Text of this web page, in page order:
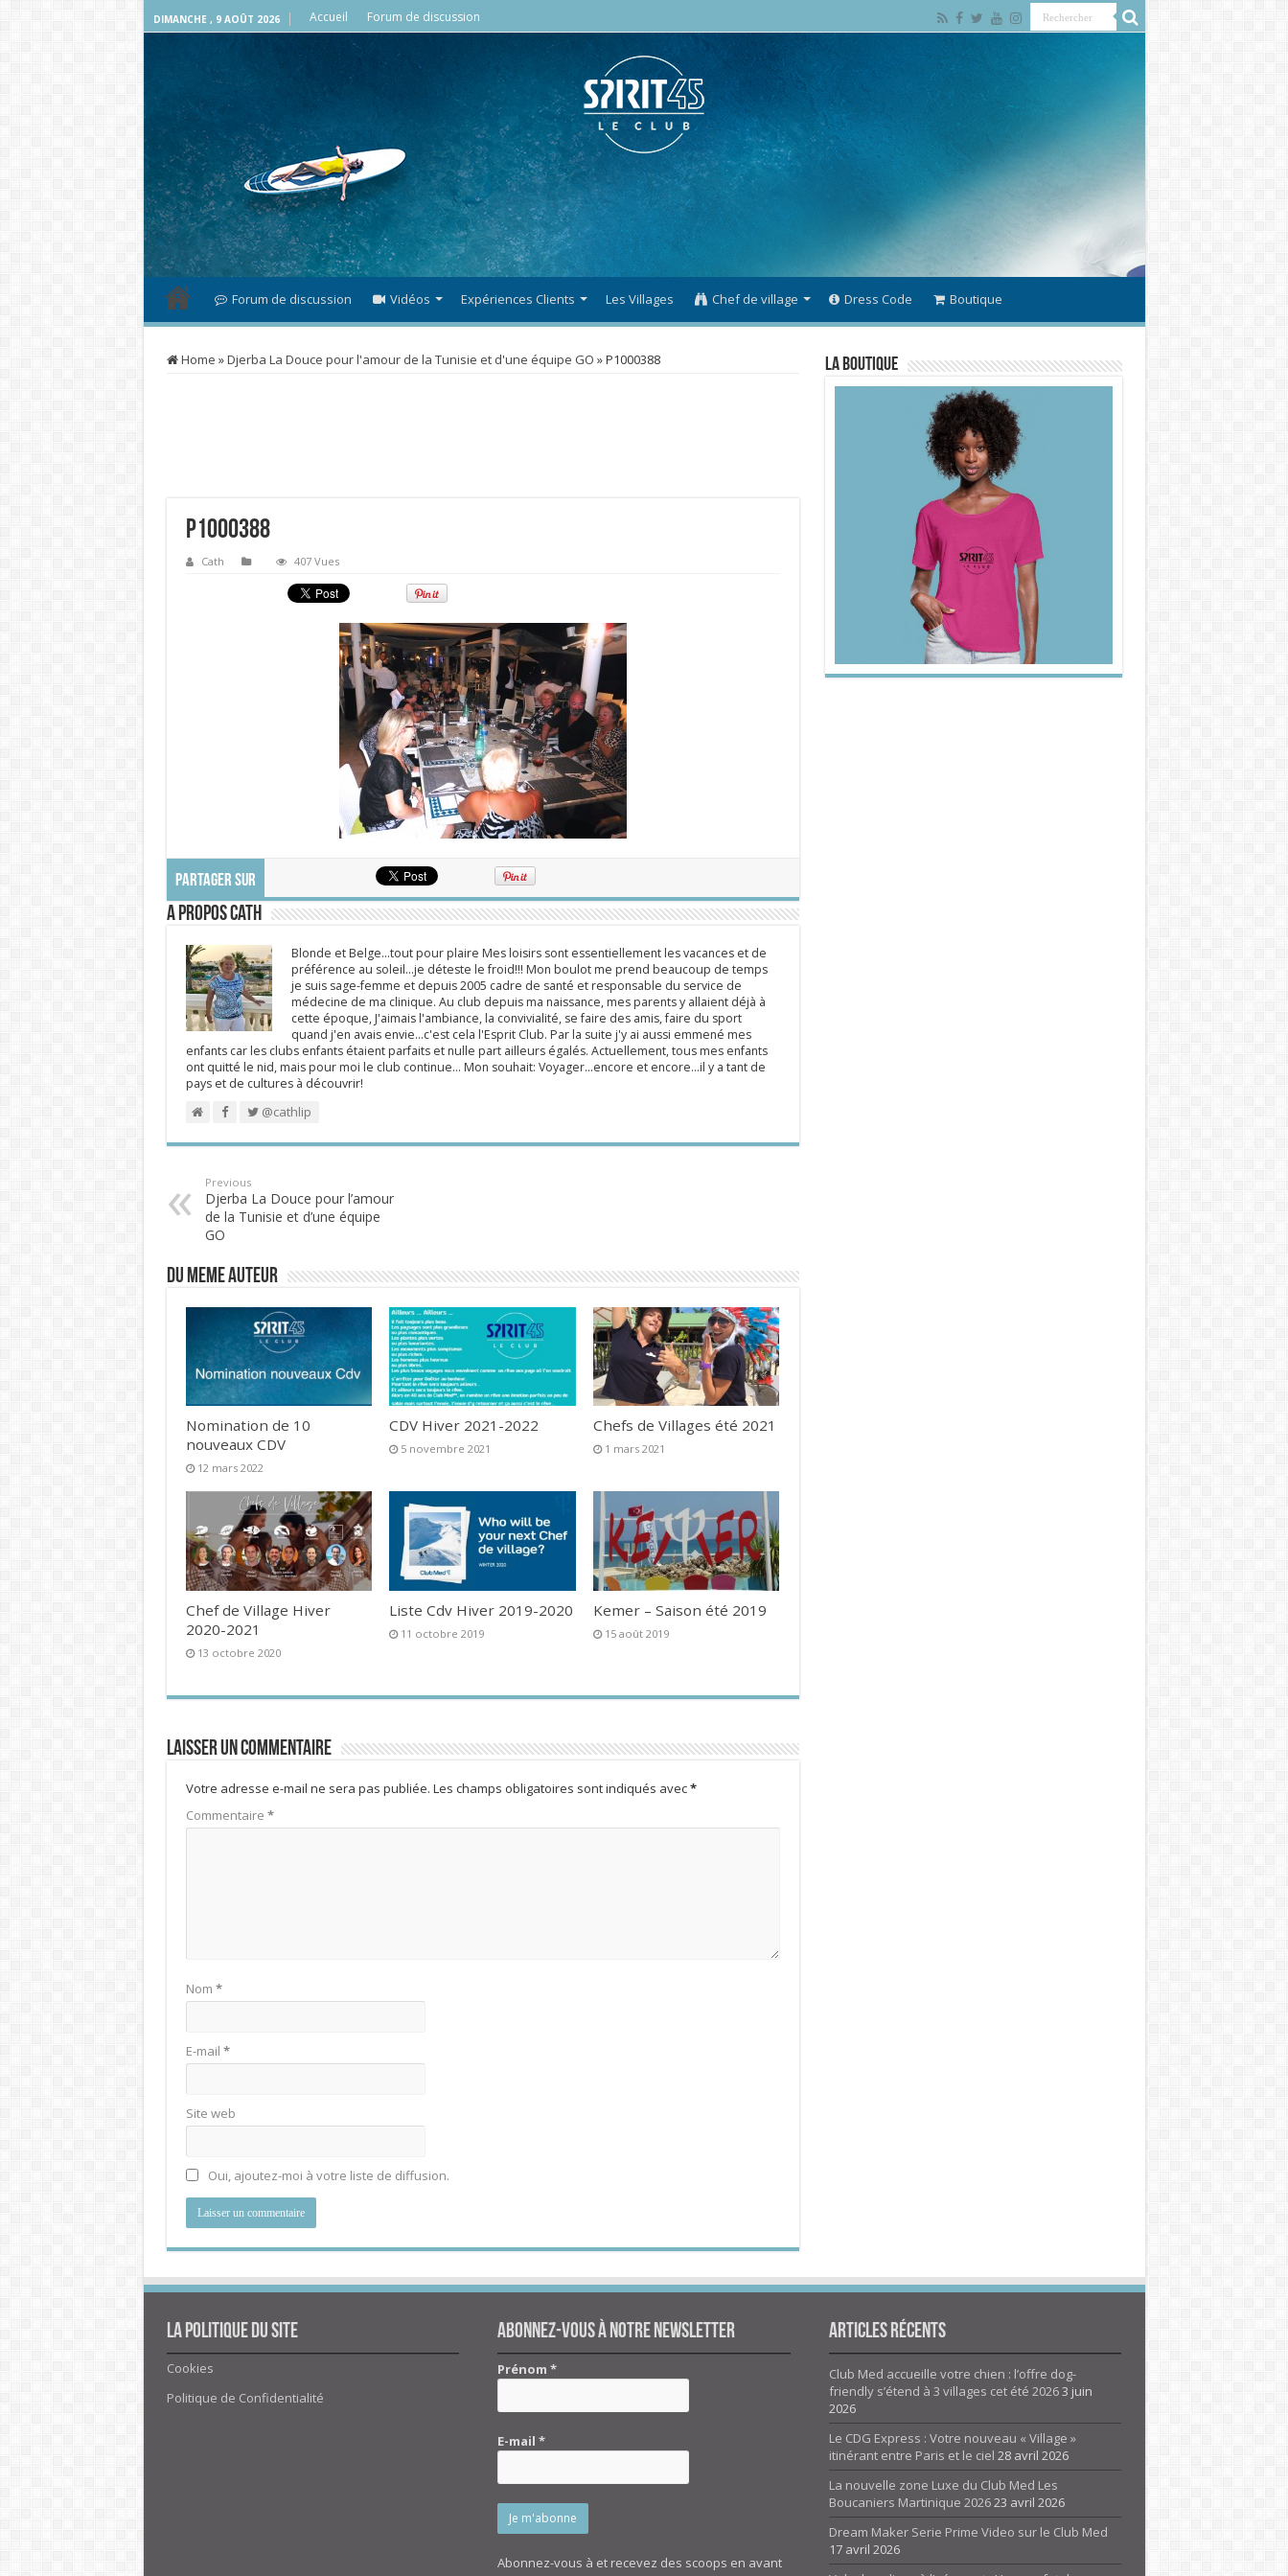
DIMANCHE , 9 AOÛT 2026 Accueil Forum de discussion
Forum de discussion Vidéos Expériences Clients Les Villages Chef de village Dress Code Boutique
Home »Djerba La Douce pour l'amour de la Tunisie et d'une équipe GO »P1000388
P1000388
Cath 407 Vues
PARTAGER SUR
A propos Cath
Blonde et Belge...tout pour plaire Mes loisirs sont essentiellement les vacances et de
préférence au soleil...je déteste le froid!!! Mon boulot me prend beaucoup de temps
je suis sage-femme et depuis 2005 cadre de santé et responsable du service de
médecine de ma clinique. Au club depuis ma naissance, mes parents y allaient déjà à
cette époque, J'aimais l'ambiance, la convivialité, se faire des amis, faire du sport
quand j'en avais envie...c'est cela l'Esprit Club. Par la suite j'y ai aussi emmené mes
enfants car les clubs enfants étaient parfaits et nulle part ailleurs égalés. Actuellement, tous mes enfants
ont quitté le nid, mais pour moi le club continue... Mon souhait: Voyager...encore et encore...il y a tant de
pays et de cultures à découvrir!
@cathlip
Previous
Djerba La Douce pour l’amour
de la Tunisie et d’une équipe
GO
DU MEME AUTEUR
Nomination de 10
nouveaux CDV
12 mars 2022
CDV Hiver 2021-2022
5 novembre 2021
Chefs de Villages été 2021
1 mars 2021
Chef de Village Hiver
2020-2021
13 octobre 2020
Liste Cdv Hiver 2019-2020
11 octobre 2019
Kemer – Saison été 2019
15 août 2019
Laisser un commentaire
Votre adresse e-mail ne sera pas publiée. Les champs obligatoires sont indiqués avec*
Commentaire *
Nom *
E-mail *
Site web
Oui, ajoutez-moi à votre liste de diffusion.
La Boutique
La politique du site
Cookies
Politique de Confidentialité
Abonnez-vous à notre newsletter
Prénom*
E-mail*
Abonnez-vous à et recevez des scoops en avant
Articles Récents
Club Med accueille votre chien : l’offre dog-
friendly s’étend à 3 villages cet été 20263 juin
2026
Le CDG Express : Votre nouveau « Village »
itinérant entre Paris et le ciel 28 avril 2026
La nouvelle zone Luxe du Club Med Les
Boucaniers Martinique 202623 avril 2026
Dream Maker Serie Prime Video sur le Club Med
17 avril 2026